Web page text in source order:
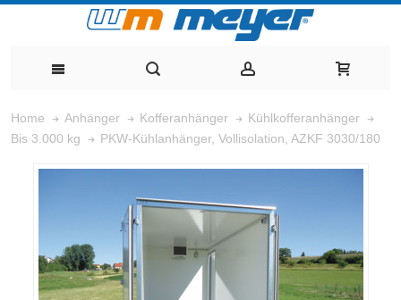
Home Anhänger Kofferanhänger
Kühlkofferanhänger
Bis 3.000 kg
PKW-Kühlanhänger, Vollisolation, AZKF 3030/180